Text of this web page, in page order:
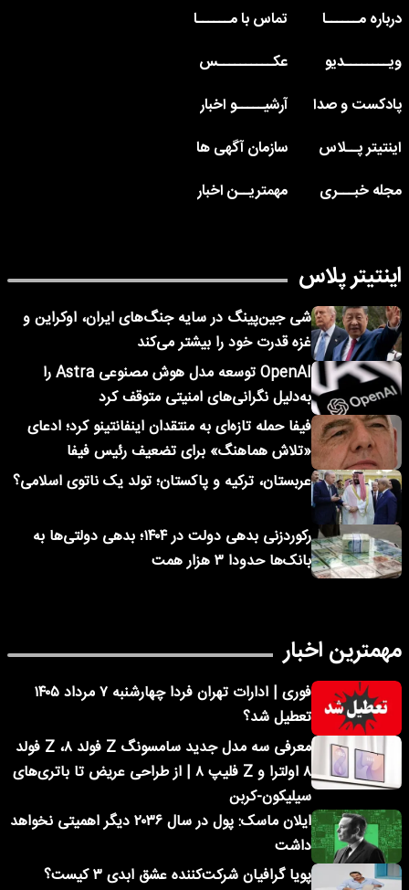
درباره مــــــا
تماس با مــــــا
ویــــــــدیو
عکــــــــــس
پادکست و صدا
آرشیـــــو اخبار
اینتیتر پــلاس
سازمان آگهی ها
مجله خبـــری
مهمتریــن اخبار
اینتیتر پلاس
شی جین‌پینگ در سایه جنگ‌های ایران، اوکراین و
غزه قدرت خود را بیشتر می‌کند
OpenAI توسعه مدل هوش مصنوعی Astra را
به‌دلیل نگرانی‌های امنیتی متوقف کرد
فیفا حمله تازه‌ای به منتقدان اینفانتینو کرد؛ ادعای
«تلاش هماهنگ» برای تضعیف رئیس فیفا
عربستان، ترکیه و پاکستان؛ تولد یک ناتوی اسلامی؟
رکوردزنی بدهی دولت در ۱۴۰۴؛ بدهی دولتی‌ها به
بانک‌ها حدودا ۳ هزار همت
مهمترین اخبار
فوری | ادارات تهران فردا چهارشنبه ۷ مرداد ۱۴۰۵
تعطیل شد؟
معرفی سه مدل جدید سامسونگ Z فولد ۸، Z فولد
۸ اولترا و Z فلیپ ۸ | از طراحی عریض تا باتری‌های
سیلیکون-کربن
ایلان ماسک: پول در سال ۲۰۳۶ دیگر اهمیتی نخواهد
داشت
پویا گرافیان شرکت‌کننده عشق ابدی ۳ کیست؟